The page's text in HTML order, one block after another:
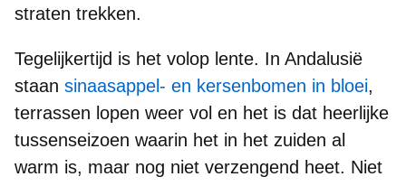
straten trekken.
Tegelijkertijd is het volop lente. In Andalusië
staan sinaasappel- en kersenbomen in bloei,
terrassen lopen weer vol en het is dat heerlijke
tussenseizoen waarin het in het zuiden al
warm is, maar nog niet verzengend heet. Niet